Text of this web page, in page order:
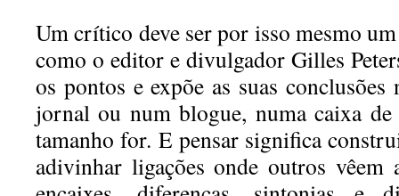
Um crítico deve ser por isso mesmo
como o editor e divulgador Gilles
os pontos e expõe as suas
jornal ou num blogue, numa caixa de
tamanho for. E pensar significa
adivinhar ligações onde outros vêem